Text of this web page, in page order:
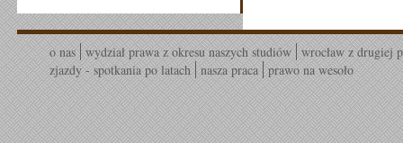
o nas wydział prawa z okresu naszych studiów wrocław z drugiej
zjazdy - spotkania po latach nasza praca prawo na wesoło